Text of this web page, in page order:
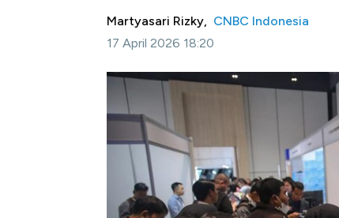
Martyasari Rizky, CNBC Indonesia
17 April 2026 18:20